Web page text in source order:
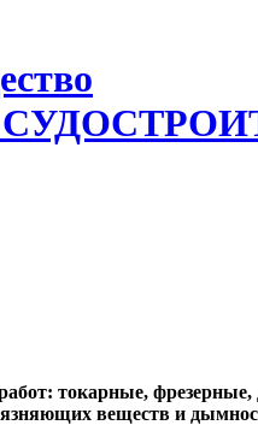
токарные,
веществ и